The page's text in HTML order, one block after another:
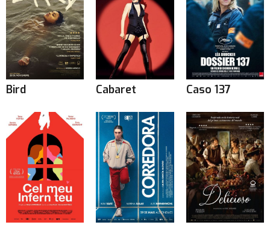
Bird Cabaret Caso 137